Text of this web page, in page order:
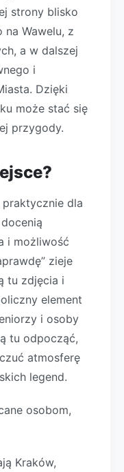
strony blisko
na Wawelu, z
a w dalszej
i
Dzięki
może stać się
przygody.
dla
i możliwość
zieje
tu zdjęcia i
element
i osoby
tu odpocząć,
atmosferę
legend.
osobom,
Kraków,